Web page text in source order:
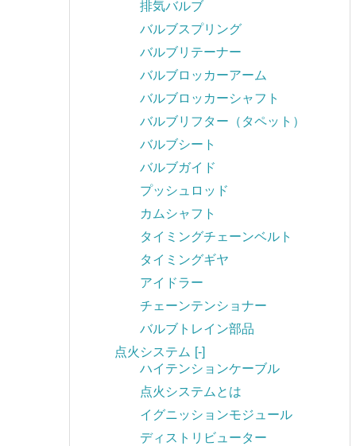
排気バルブ
バルブスプリング
バルブリテーナー
バルブロッカーアーム
バルブロッカーシャフト
バルブリフター（タペット）
バルブシート
バルブガイド
プッシュロッド
カムシャフト
タイミングチェーンベルト
タイミングギヤ
アイドラー
チェーンテンショナー
バルブトレイン部品
点火システム [-]
ハイテンションケーブル
点火システムとは
イグニッションモジュール
ディストリビューター